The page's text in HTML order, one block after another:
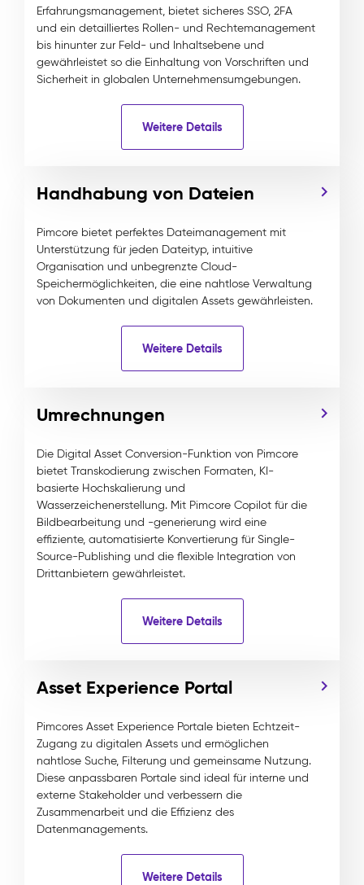
Erfahrungsmanagement, bietet sicheres SSO, 2FA
und ein detailliertes Rollen- und Rechtemanagement
bis hinunter zur Feld- und Inhaltsebene und
gewährleistet so die Einhaltung von Vorschriften und
Sicherheit in globalen Unternehmensumgebungen.
Weitere Details
Handhabung von Dateien
Pimcore bietet perfektes Dateimanagement mit
Unterstützung für jeden Dateityp, intuitive
Organisation und unbegrenzte Cloud-
Speichermöglichkeiten, die eine nahtlose Verwaltung
von Dokumenten und digitalen Assets gewährleisten.
Weitere Details
Umrechnungen
Die Digital Asset Conversion-Funktion von Pimcore
bietet Transkodierung zwischen Formaten, KI-
basierte Hochskalierung und
Wasserzeichenerstellung. Mit Pimcore Copilot für die
Bildbearbeitung und -generierung wird eine
effiziente, automatisierte Konvertierung für Single-
Source-Publishing und die flexible Integration von
Drittanbietern gewährleistet.
Weitere Details
Asset Experience Portal
Pimcores Asset Experience Portale bieten Echtzeit-
Zugang zu digitalen Assets und ermöglichen
nahtlose Suche, Filterung und gemeinsame Nutzung.
Diese anpassbaren Portale sind ideal für interne und
externe Stakeholder und verbessern die
Zusammenarbeit und die Effizienz des
Datenmanagements.
Weitere Details